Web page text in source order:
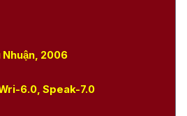
Nhuận, 2006
6.0, Speak-7.0